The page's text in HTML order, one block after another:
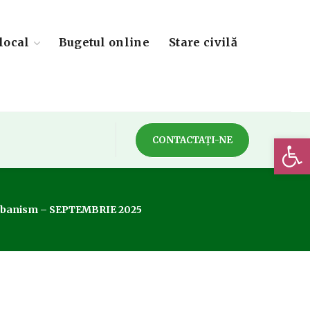
Bugetul online Stare civilă
CONTACTAȚI-NE
– SEPTEMBRIE 2025